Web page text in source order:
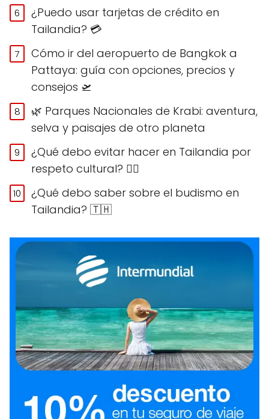
¿Puedo usar tarjetas de crédito en
Tailandia? 💳
Cómo ir del aeropuerto de Bangkok a
Pattaya: guía con opciones, precios y
consejos 🛫
🌿 Parques Nacionales de Krabi: aventura,
selva y paisajes de otro planeta
¿Qué debo evitar hacer en Tailandia por
respeto cultural? 🙅‍♀️
¿Qué debo saber sobre el budismo en
Tailandia? 🇹🇭